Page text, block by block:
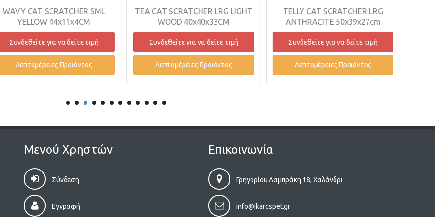
CAT SCRATCHER SML
YELLOW 44x11x4CM
Συνδεθείτε για να δείτε τιμή
Λεπτομέρειες Προϊόντος
TEA CAT SCRATCHER LRG LIGHT
WOOD 40x40x33CM
Συνδεθείτε για να δείτε τιμή
Λεπτομέρειες Προϊόντος
TELLY CAT SCRATCHER LRG
ANTHRACITE 50x39x27cm
Συνδεθείτε για να δείτε τιμή
Λεπτομέρειες Προϊόντος
Μενού Χρηστών
Σύνδεση
Εγγραφή
Επικοινωνία
Γρηγορίου Λαμπράκη 18, Χαλάνδρι
info@ikarospet.gr